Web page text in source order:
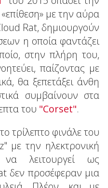
με την αύρα
Rat, δημιουργούν
η οποία φαντάζει
στην πλήρη του,
παίζοντας με
θα ξεπετάξει άνθη
συμβαίνουν στα
του "Corset".
τρίλεπτο φινάλε του
με την ηλεκτρονική
λειτουργεί ως
δεν προσέφεραν μια